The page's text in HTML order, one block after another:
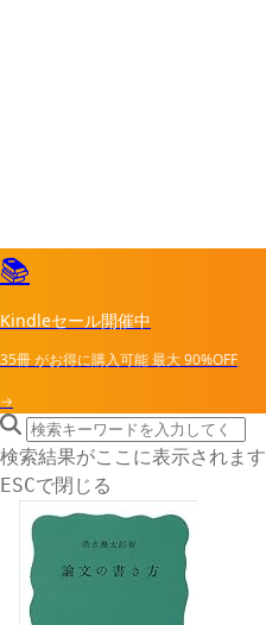
📚
Kindleセール開催中
35冊がお得に購入可能最大90%OFF
→
search icon
サイト内検索
検索結果がここに表示されます
ESCで閉じる